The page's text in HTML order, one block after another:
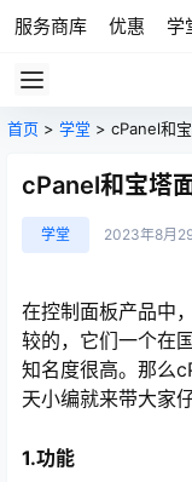
服务商库 优惠 学
首页 > 学堂 > cPanel和
cPanel和宝塔
学堂 2023年8月
在控制面板产品中
较的，它们一个在
知名度很高。那么
天小编就来带大家
1.功能